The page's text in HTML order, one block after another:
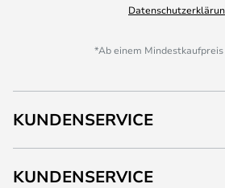
*Ab einem Mindestkaufpreis
KUNDENSERVICE
KUNDENSERVICE